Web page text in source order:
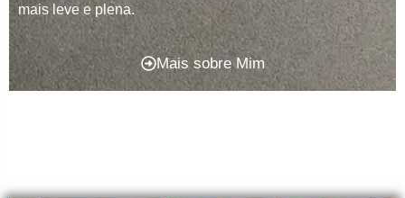
mais leve e plena.
Mais sobre Mim